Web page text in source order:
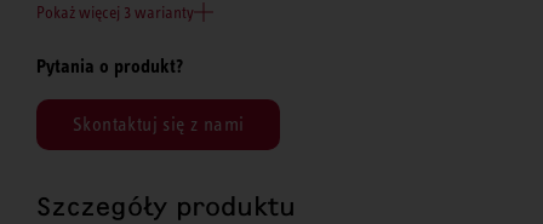
Pokaż więcej 3 warianty
Pytania o produkt?
Skontaktuj się z nami
Szczegóły produktu